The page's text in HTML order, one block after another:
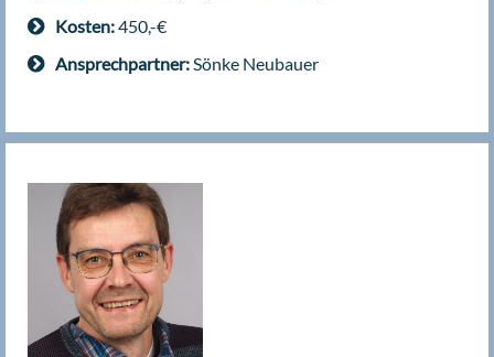
Kosten:450,-€
Ansprechpartner: Sönke Neubauer